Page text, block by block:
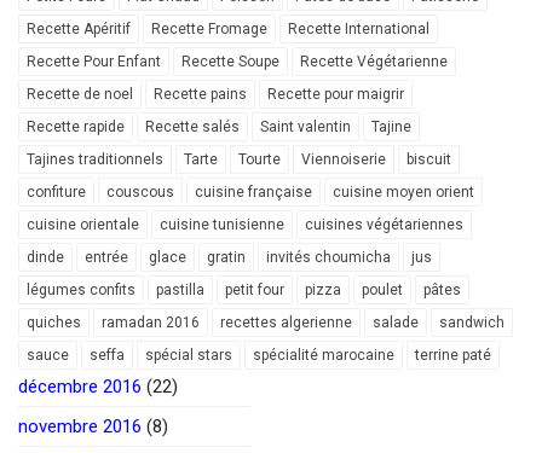
Recette Apéritif
Recette Fromage
Recette International
Recette Pour Enfant
Recette Soupe
Recette Végétarienne
Recette de noel
Recette pains
Recette pour maigrir
Recette rapide
Recette salés Saint valentin
Tajine
Tajines traditionnels
Tarte Tourte Viennoiserie
biscuit
confiture
couscous cuisine française
cuisine moyen orient
cuisine orientale
cuisine tunisienne
cuisines végétariennes
dinde
entrée glace gratin invités choumicha
jus
légumes confits
pastilla petit four pizza poulet
pâtes
quiches
ramadan 2016 recettes algerienne salade
sandwich
sauce
seffa spécial stars spécialité marocaine terrine paté
décembre 2016 (22)
novembre 2016 (8)